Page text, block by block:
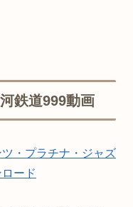
鉄道999動画
・プラチナ・ジャズ
ード